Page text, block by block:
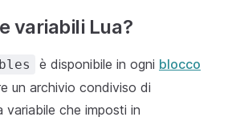
variabili Lua?
è disponibile in ogni blocco
un archivio condiviso di
variabile che imposti in